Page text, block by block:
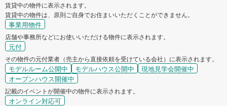
賃貸中の物件に表示されます。
賃貸中の物件は、原則ご自身でお住まいいただくことができません。
事業用物件
店舗や事務所などにお使いいただける物件に表示されます。
元付
その物件の元付業者（売主から直接依頼を受けている会社）に表示されます。
モデルルーム公開中 モデルハウス公開中
現地見学会開催中
オープンハウス開催中
記載のイベントが開催中の物件に表示されます。
オンライン対応可